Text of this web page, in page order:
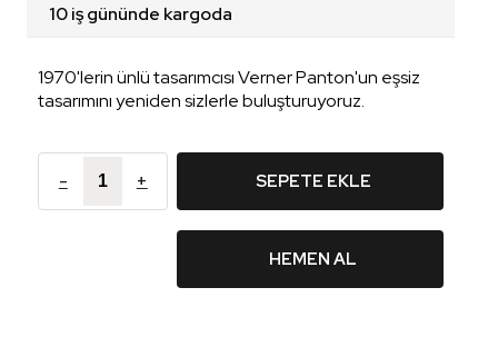
10 iş gününde kargoda
1970'lerin ünlü tasarımcısı Verner Panton'un eşsiz
tasarımını yeniden sizlerle buluşturuyoruz.
- + SEPETE EKLE
HEMEN AL